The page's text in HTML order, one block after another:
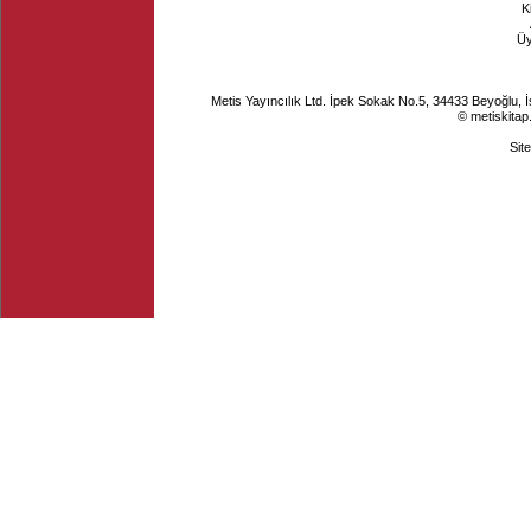
Metis Yayıncılık Ltd. İpek Sokak No.5, 34433
©